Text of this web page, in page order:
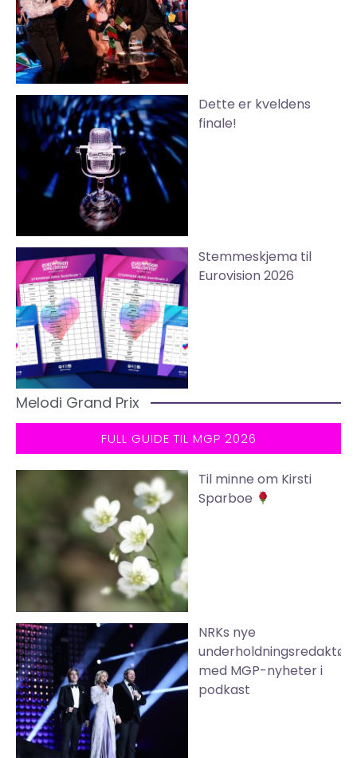
Dette er kveldens
finale!
Stemmeskjema til
Eurovision 2026
Melodi Grand Prix
FULL GUIDE TIL MGP 2026
Til minne om Kirsti
Sparboe
NRKs nye
underholdningsredaktør
med MGP-nyheter i
podkast